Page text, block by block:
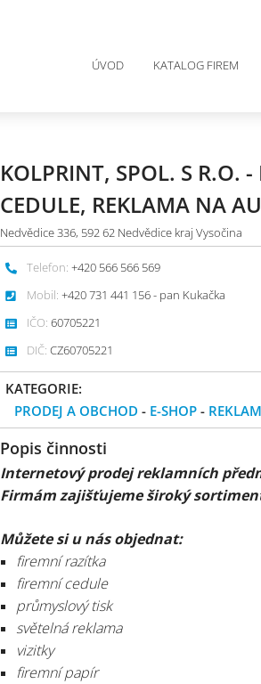
ÚVOD KATALOG FIREM
KOLPRINT, SPOL. S R.O.
CEDULE, REKLAMA NA
Nedvědice 336, 592 62 Nedvědice kraj Vysočina
Telefon: +420 566 566 569
Mobil: +420 731 441 156 - pan Kukačka
IČO: 60705221
DIČ: CZ60705221
KATEGORIE:
PRODEJ A OBCHOD - E-SHOP -
Popis činnosti
Internetový prodej reklamních
Firmám zajišťujeme široký
Můžete si u nás objednat:
firemní razítka
firemní cedule
průmyslový tisk
světelná reklama
vizitky
firemní papír